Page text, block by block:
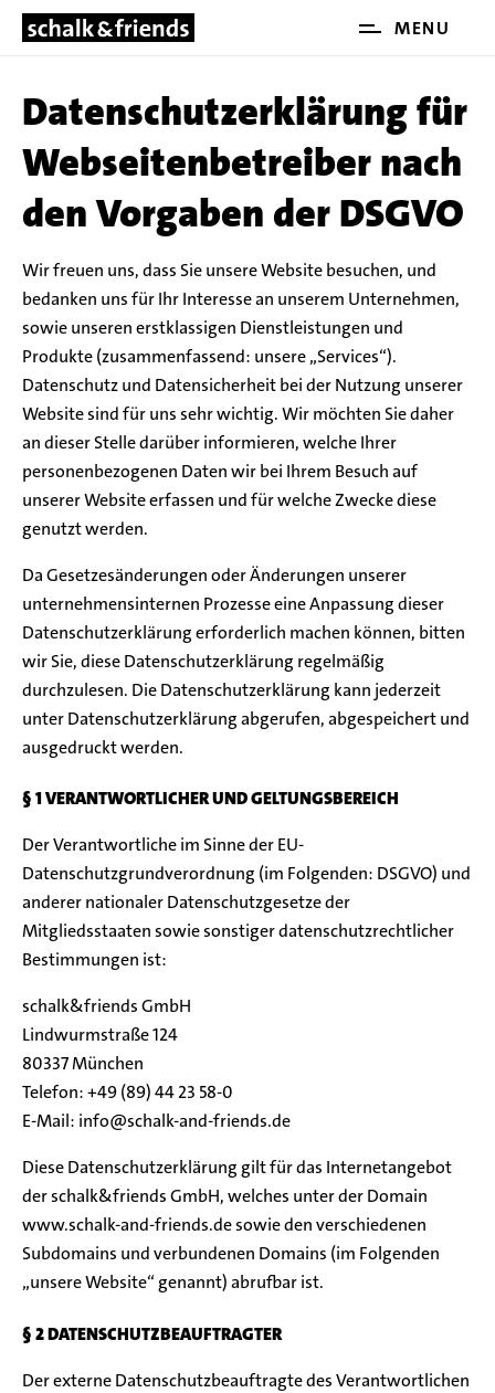
NAVIGATION ÜBERSPRINGEN MENU
das
Datenschutzerklärung für
Webseitenbetreiber nach
den Vorgaben der DSGVO
Wir freuen uns, dass Sie unsere Website besuchen, und
bedanken uns für Ihr Interesse an unserem Unternehmen,
sowie unseren erstklassigen Dienstleistungen und
Produkte (zusammenfassend: unsere „Services“).
Datenschutz und Datensicherheit bei der Nutzung unserer
Website sind für uns sehr wichtig. Wir möchten Sie daher
an dieser Stelle darüber informieren, welche Ihrer
personenbezogenen Daten wir bei Ihrem Besuch auf
unserer Website erfassen und für welche Zwecke diese
genutzt werden.
Da Gesetzesänderungen oder Änderungen unserer
unternehmensinternen Prozesse eine Anpassung dieser
Datenschutzerklärung erforderlich machen können, bitten
wir Sie, diese Datenschutzerklärung regelmäßig
durchzulesen. Die Datenschutzerklärung kann jederzeit
unter Datenschutzerklärung abgerufen, abgespeichert und
ausgedruckt werden.
§ 1 VERANTWORTLICHER UND GELTUNGSBEREICH
Der Verantwortliche im Sinne der EU-
Datenschutzgrundverordnung (im Folgenden: DSGVO) und
anderer nationaler Datenschutzgesetze der
Mitgliedsstaaten sowie sonstiger datenschutzrechtlicher
Bestimmungen ist:
schalk&friends GmbH
Lindwurmstraße 124
80337 München
Telefon: +49 (89) 44 23 58-0
E-Mail: info@schalk-and-friends.de
Diese Datenschutzerklärung gilt für das Internetangebot
der schalk&friends GmbH, welches unter der Domain
www.schalk-and-friends.de sowie den verschiedenen
Subdomains und verbundenen Domains (im Folgenden
„unsere Website“ genannt) abrufbar ist.
§ 2 DATENSCHUTZBEAUFTRAGTER
Der externe Datenschutzbeauftragte des Verantwortlichen